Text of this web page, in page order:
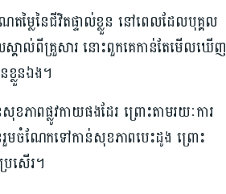
លៃ​នៃជីវិត​ផ្ទាល់ខ្លួន​ នៅ​ពេល​ដែល​បុគ្គល
គាល់​ពីគ្រួសារ នោះ​ពួកគេ​កាន់តែ​មើលឃើញ​
ខ្លួនឯង។
ភាព​ផ្លូវកាយ​ផងដែរ ព្រោះ​តាមរយៈ​ការ
រួមចំណែក​ទៅ​កាន់​សុខភាព​បេះដូង ព្រោះ​
រសើរ។